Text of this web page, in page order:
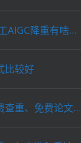
免费AIGC降重和人工AIGC降重有啥区别？
比较好
免费论文查重、免费查重、免费论文降重、免费降重、智能降重、一键降重、降低AIGC写作率、AI写论文，这些名词你了解吗？